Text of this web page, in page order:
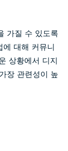
가질 수 있도록
대해 커뮤니
상황에서 디지
장 관련성이 높